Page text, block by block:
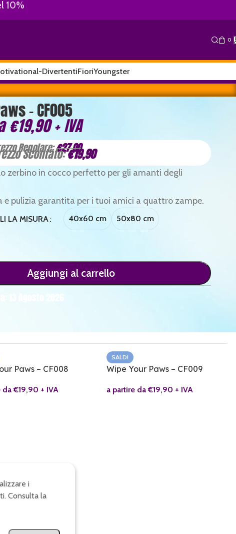
10%
0
DivertentiFioriYoungster
– CF005
€19,90+ IVA
Regolare:€27,00
Scontato:€19,90
zerbino in cocco perfetto per gli amanti degli
e pulizia garantita per i tuoi amici a quattro zampe.
LA MISURA 40x60 cm 50x80 cm
Aggiungi al carrello
Paws – CF008
da€19,90 + IVA
SALDI
Wipe Your Paws – CF009
a partire da€19,90 + IVA
i
Consulta la